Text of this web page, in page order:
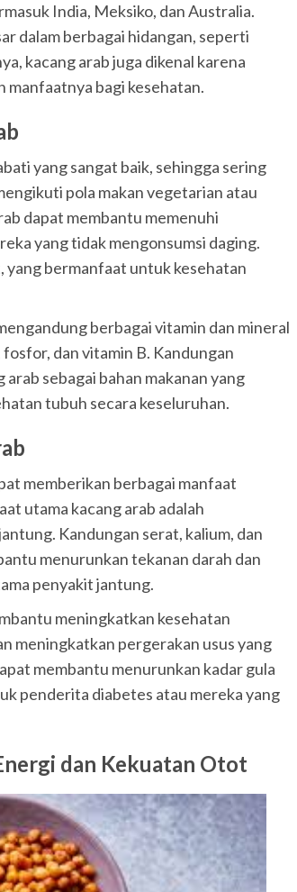
India, Meksiko, dan Australia.
dalam berbagai hidangan, seperti
kacang arab juga dikenal karena
manfaatnya bagi kesehatan.
yang sangat baik, sehingga sering
pola makan vegetarian atau
dapat membantu memenuhi
yang tidak mengonsumsi daging.
yang bermanfaat untuk kesehatan
berbagai vitamin dan mineral
dan vitamin B. Kandungan
sebagai bahan makanan yang
tubuh secara keseluruhan.
memberikan berbagai manfaat
utama kacang arab adalah
Kandungan serat, kalium, dan
menurunkan tekanan darah dan
penyakit jantung.
meningkatkan kesehatan
meningkatkan pergerakan usus yang
membantu menurunkan kadar gula
penderita diabetes atau mereka yang
dan Kekuatan Otot